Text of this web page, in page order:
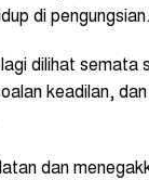
di pengungsian.
dilihat semata
keadilan,
dan